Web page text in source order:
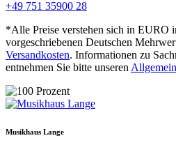
+49 751 35900 28
*Alle Preise verstehen sich in EURO
vorgeschriebenen Deutschen
Versandkosten. Informationen zu
entnehmen Sie bitte unseren
Musikhaus Lange